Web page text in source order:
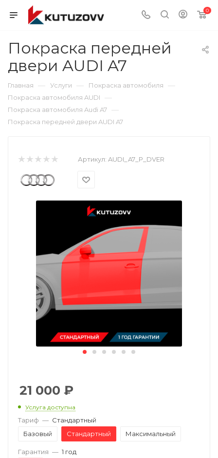
0
Покраска передней
двери AUDI A7
Главная — Услуги — Покраска автомобиля —
Покраска автомобиля AUDI —
Покраска автомобиля Audi A7 —
Покраска передней двери AUDI A7
Артикул: AUDI_A7_P_DVER
21 000 ₽
Услуга доступна
Тариф — Стандартный
Базовый
Стандартный Максимальный
Гарантия — 1 год